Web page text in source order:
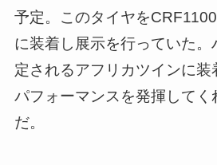
予定。このタイヤを
に装着し展示を行っていた。
定されるアフリカツインに装
パフォーマンスを発揮してく
だ。